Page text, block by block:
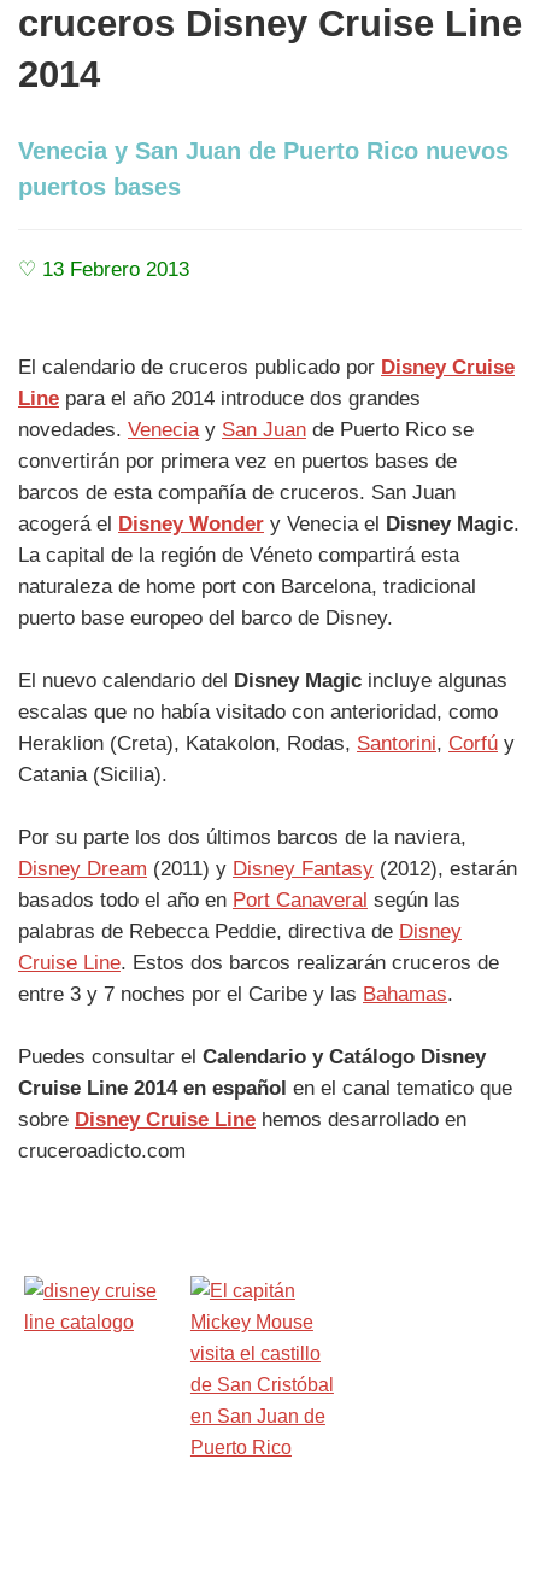
cruceros Disney Cruise Line
2014
Venecia y San Juan de Puerto Rico nuevos
puertos bases
♡ 13 Febrero 2013
El calendario de cruceros publicado por Disney Cruise
Line para el año 2014 introduce dos grandes
novedades. Veneciay San Juan de Puerto Rico se
convertirán por primera vez en puertos bases de
barcos de esta compañía de cruceros. San Juan
acogerá el Disney Wonder y Venecia el Disney Magic.
La capital de la región de Véneto compartirá esta
naturaleza de home port con Barcelona, tradicional
puerto base europeo del barco de Disney.
El nuevo calendario del Disney Magic incluye algunas
escalas que no había visitado con anterioridad, como
Heraklion (Creta), Katakolon, Rodas, Santorini, Corfú y
Catania (Sicilia).
Por su parte los dos últimos barcos de la naviera,
Disney Dream (2011) y Disney Fantasy (2012), estarán
basados todo el año en Port Canaveral según las
palabras de Rebecca Peddie, directiva de Disney
Cruise Line. Estos dos barcos realizarán cruceros de
entre 3 y 7 noches por el Caribe y las Bahamas.
Puedes consultar el Calendario y Catálogo Disney
Cruise Line 2014 en español en el canal tematico que
sobre Disney Cruise Line hemos desarrollado en
cruceroadicto.com